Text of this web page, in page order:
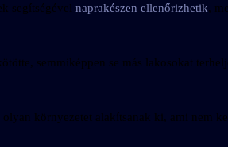
segítségével naprakészen ellenőrizhetik,
semmiképpen se más lakosokat
környezetet alakítsanak ki, ami nem